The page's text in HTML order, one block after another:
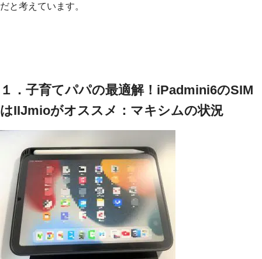
だと考えています。
１．子育てパパの最適解！iPadmini6のSIM
はIIJmioがオススメ：マキシムの状況